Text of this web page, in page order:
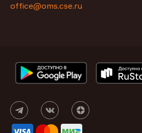
office@oms.cse.ru